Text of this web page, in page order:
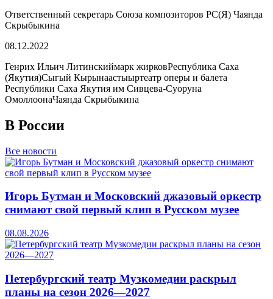
Ответственный секретарь Союза композиторов РС(Я) Чаянда
Скрыбыкина
08.12.2022
Генрих Ильич Литинскиймарк жирковРеспублика Саха
(Якутия)Сыгый Кырынаастыыртеатр оперы и балета
Республики Саха Якутия им Сивцева-Суоруна
ОмоллоонаЧаянда Скрыбыкина
В России
Все новости
Игорь Бутман и Московский джазовый оркестр
снимают свой первый клип в Русском музее
08.08.2026
Петербургский театр Музкомедии раскрыл
планы на сезон 2026—2027